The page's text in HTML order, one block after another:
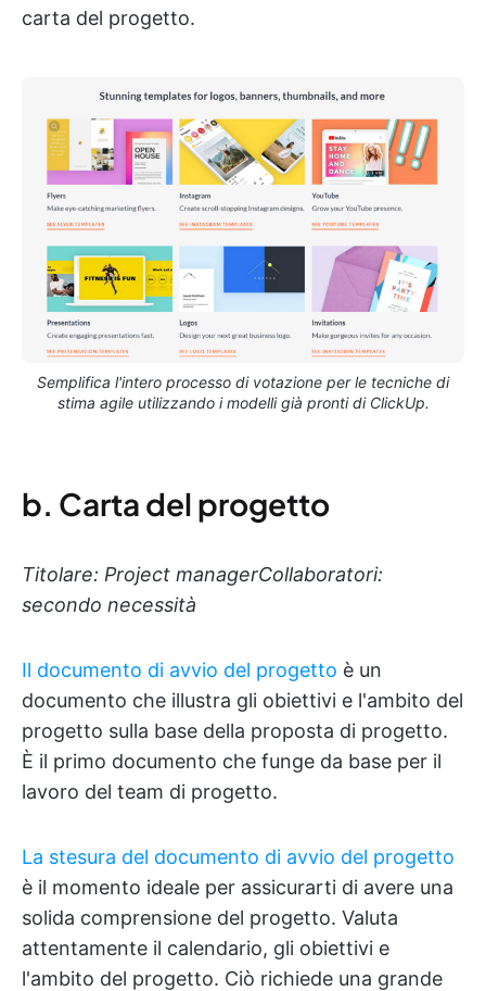
carta del progetto.
Semplifica l'intero processo di votazione per le tecniche di
stima agile utilizzando i modelli già pronti di ClickUp.
b. Carta del progetto
Titolare: Project managerCollaboratori:
secondo necessità
Il documento di avvio del progetto è un
documento che illustra gli obiettivi e l'ambito del
progetto sulla base della proposta di progetto.
È il primo documento che funge da base per il
lavoro del team di progetto.
La stesura del documento di avvio del progetto
è il momento ideale per assicurarti di avere una
solida comprensione del progetto. Valuta
attentamente il calendario, gli obiettivi e
l'ambito del progetto. Ciò richiede una grande